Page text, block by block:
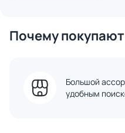
Почему
Большой
удобным